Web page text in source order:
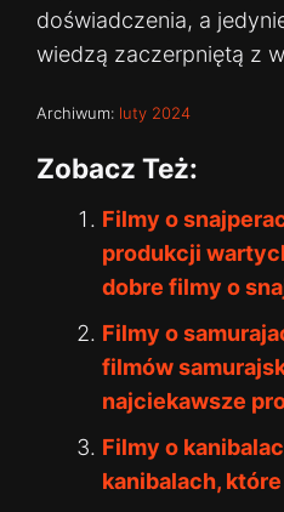
doświadczenia, a
wiedzą zaczerpniętą z
Archiwum: luty 2024
Zobacz Też:
Filmy o
produkcji
dobre filmy o
Filmy o
filmów
najciekawsze
Filmy o
kanibalach,